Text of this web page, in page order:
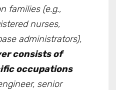
families (e.g.,
nurses,
administrators),
consists of
occupations
senior